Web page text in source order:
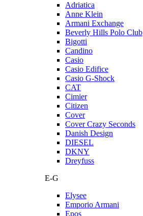
Adriatica
Anne Klein
Armani Exchange
Beverly Hills Polo Club
Bigotti
Candino
Casio
Casio Edifice
Casio G-Shock
CAT
Cimier
Citizen
Cover
Cover Crazy Seconds
Danish Design
DIESEL
DKNY
Dreyfuss
E-G
Elysee
Emporio Armani
Epos